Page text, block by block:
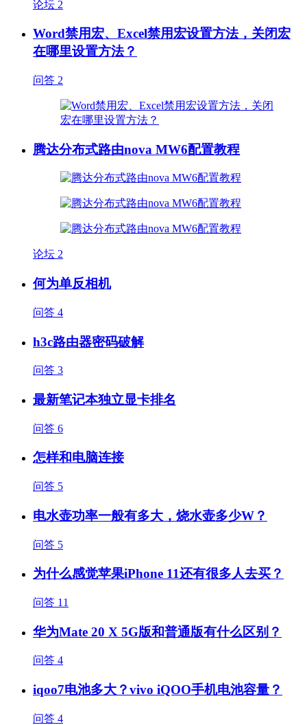
论坛 2
Word禁用宏、Excel禁用宏设置方法，关闭宏
在哪里设置方法？
问答 2
腾达分布式路由nova MW6配置教程
论坛 2
何为单反相机
问答 4
h3c路由器密码破解
问答 3
最新笔记本独立显卡排名
问答 6
怎样和电脑连接
问答 5
电水壶功率一般有多大，烧水壶多少W？
问答 5
为什么感觉苹果iPhone 11还有很多人去买？
问答 11
华为Mate 20 X 5G版和普通版有什么区别？
问答 4
iqoo7电池多大？vivo iQOO手机电池容量？
问答 4